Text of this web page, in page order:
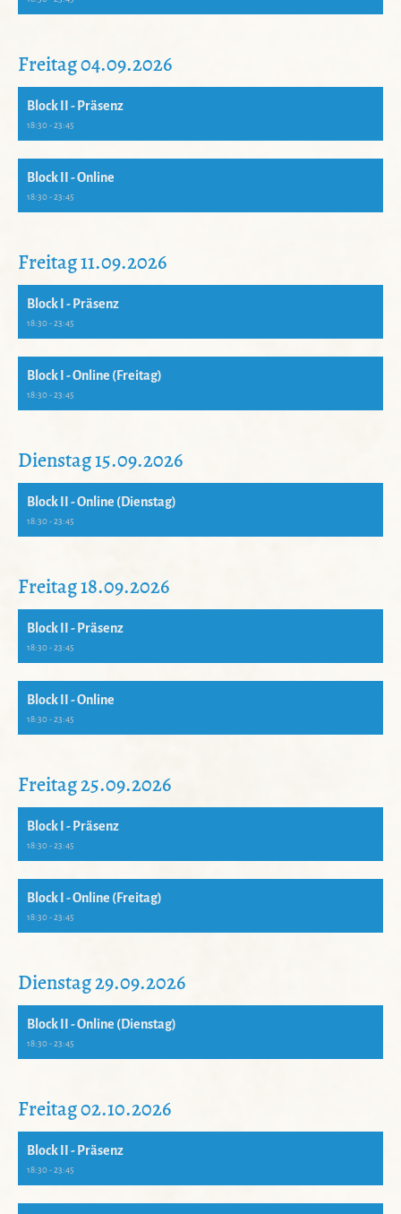
Freitag 04.09.2026
Block II - Präsenz
18:30 - 23:45
Block II - Online
18:30 - 23:45
Freitag 11.09.2026
Block I - Präsenz
18:30 - 23:45
Block I - Online (Freitag)
18:30 - 23:45
Dienstag 15.09.2026
Block II - Online (Dienstag)
18:30 - 23:45
Freitag 18.09.2026
Block II - Präsenz
18:30 - 23:45
Block II - Online
18:30 - 23:45
Freitag 25.09.2026
Block I - Präsenz
18:30 - 23:45
Block I - Online (Freitag)
18:30 - 23:45
Dienstag 29.09.2026
Block II - Online (Dienstag)
18:30 - 23:45
Freitag 02.10.2026
Block II - Präsenz
18:30 - 23:45